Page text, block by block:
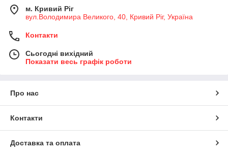
м. Кривий Ріг
вул.Володимира Великого, 40, Кривий Ріг, Україна
Контакти
Сьогодні вихідний
Показати весь графік роботи
Про нас
Контакти
Доставка та оплата